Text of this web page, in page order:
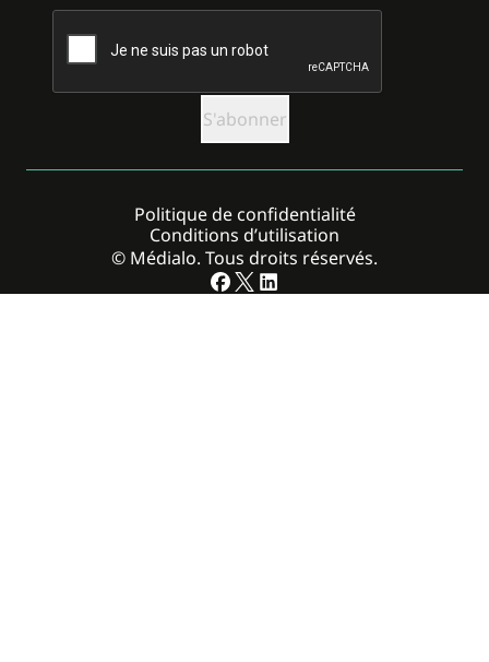
© Médialo. Tous droits réservés.
Politique de confidentialité
Conditions d’utilisation